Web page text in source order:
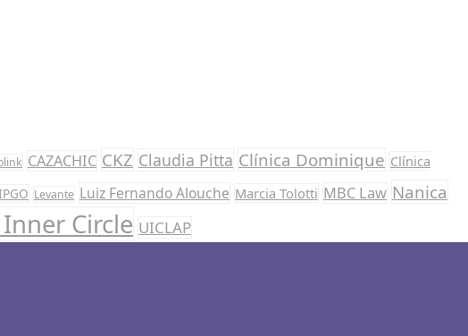
CAZACHIC CKZ Claudia Pitta Clínica Dominique Clínica
Levante Luiz Fernando Alouche Marcia Tolotti MBC Law Nanica
Circle UICLAP